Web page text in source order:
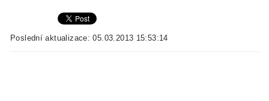
Poslední aktualizace: 05.03.2013 15:53:14